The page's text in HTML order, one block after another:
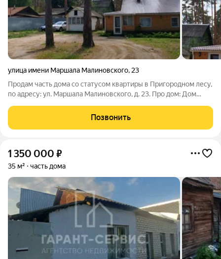
улица имени Маршала Малиновского, 23
Продам часть дома со статусом квартиры в Пригородном лесу,
по адресу: ул. Маршала Малиновского, д. 23. Про дом: Дом
Позвонить
1 350 000 ₽
35 м² часть дома